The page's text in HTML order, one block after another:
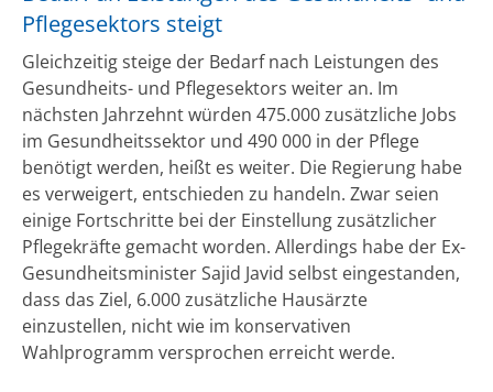
Pflegesektors steigt
Gleichzeitig steige der Bedarf nach Leistungen des
Gesundheits- und Pflegesektors weiter an. Im
nächsten Jahrzehnt würden 475.000 zusätzliche Jobs
im Gesundheitssektor und 490 000 in der Pflege
benötigt werden, heißt es weiter. Die Regierung habe
es verweigert, entschieden zu handeln. Zwar seien
einige Fortschritte bei der Einstellung zusätzlicher
Pflegekräfte gemacht worden. Allerdings habe der Ex-
Gesundheitsminister Sajid Javid selbst eingestanden,
dass das Ziel, 6.000 zusätzliche Hausärzte
einzustellen, nicht wie im konservativen
Wahlprogramm versprochen erreicht werde.